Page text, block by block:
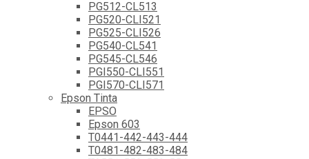
PG512-CL513
PG520-CLI521
PG525-CLI526
PG540-CL541
PG545-CL546
PGI550-CLI551
PGI570-CLI571
Epson Tinta
EPSO
Epson 603
T0441-442-443-444
T0481-482-483-484